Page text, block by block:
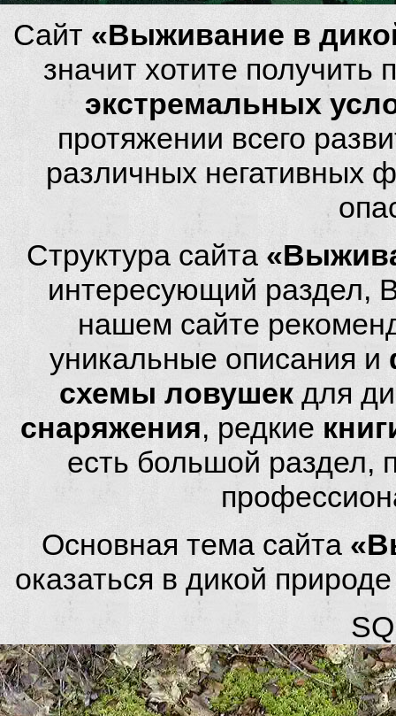
Сайт «Выживание в
значит хотите
экстремальных
протяжении всего
различных негативных
Структура сайта
интересующий раздел,
нашем сайте
уникальные описания и
схемы ловушек для
снаряжения, редкие
есть большой
Основная тема сайта
оказаться в дикой